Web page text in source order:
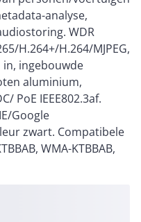
analyse,
WDR
H.264+/H.264/MJPEG,
in, ingebouwde
aluminium,
PoE IEEE802.3af.
Google
zwart. Compatibele
WMA-KTBBAB,